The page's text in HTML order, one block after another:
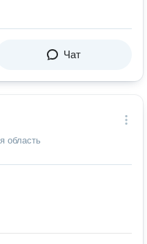
Чат
область